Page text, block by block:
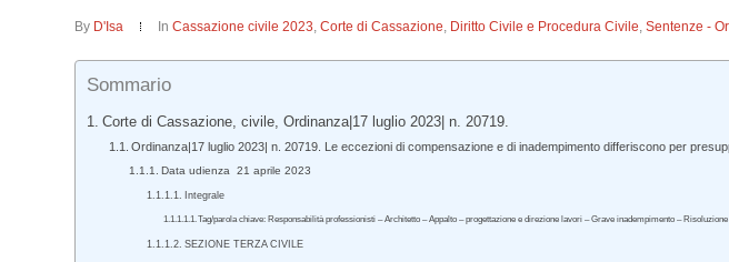
By D'Isa InCassazione civile 2023,Corte di Cassazione, Diritto Civile e Procedura Civile,Sentenze -
Sommario
Corte di Cassazione, civile, Ordinanza|17 luglio 2023| n. 20719.
Ordinanza|17 luglio 2023| n. 20719. Le eccezioni di compensazione e di inadempimento differiscono per
Data udienza 21 aprile 2023
Integrale
Tag/parola chiave: Responsabilità professionisti – Architetto – Appalto – progettazione e direzione lavori – Grave inadempimento –
SEZIONE TERZA CIVILE